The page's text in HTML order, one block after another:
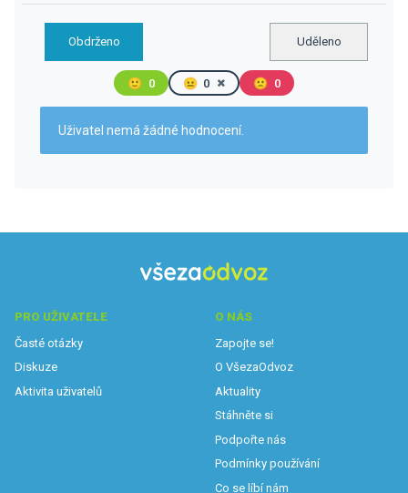
Obdrženo Uděleno
🙂 0 😐 0 🙁 0
Uživatel nemá žádné hodnocení.
PRO UŽIVATELE
Časté otázky
Diskuze
Aktivita uživatelů
O NÁS
Zapojte se!
O VšezaOdvoz
Aktuality
Stáhněte si
Podpořte nás
Podmínky používání
Co se líbí nám